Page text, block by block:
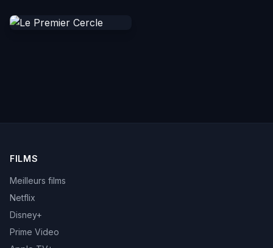
FILMS
Meilleurs films
Netflix
Disney+
Prime Video